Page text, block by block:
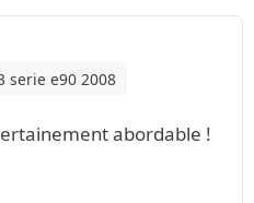
serie e90 2008
abordable !